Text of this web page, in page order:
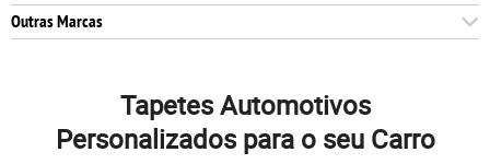
Outras Marcas
Tapetes Automotivos
Personalizados para o seu Carro